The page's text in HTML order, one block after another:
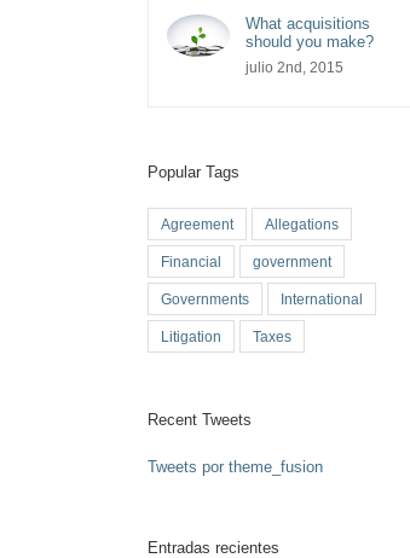
What acquisitions
should you make?
julio 2nd, 2015
Popular Tags
Agreement Allegations
Financial government
Governments International
Litigation Taxes
Recent Tweets
Tweets por theme_fusion
Entradas recientes